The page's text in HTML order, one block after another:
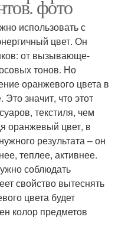
фото
использовать с
цвет. Он
от вызывающе-
тонов. Но
оранжевого цвета в
значит, что этот
текстиля, чем
оранжевый цвет, в
результата – он
теплее, активнее.
соблюдать
свойство вытеснять
цвета будет
колор предметов